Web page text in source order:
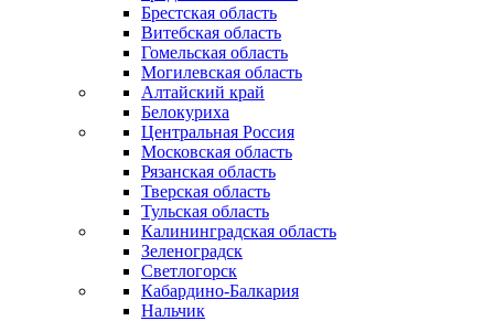
Брестская область
Витебская область
Гомельская область
Могилевская область
Алтайский край
Белокуриха
Центральная Россия
Московская область
Рязанская область
Тверская область
Тульская область
Калининградская область
Зеленоградск
Светлогорск
Кабардино-Балкария
Нальчик